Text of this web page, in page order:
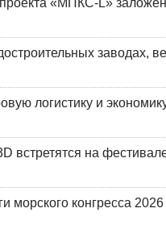
проекта «МПКС-L»
заводах,
логистику и
встретятся на
морского конгресса